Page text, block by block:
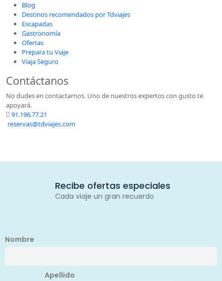
Blog
Destinos recomendados por Tdviajes
Escapadas
Gastronomía
Ofertas
Prepara tu Viaje
Viaja Seguro
Contáctanos
No dudes en contactarnos. Uno de nuestros expertos con gusto te
apoyará.
91.196.77.21
reservas@tdviajes.com
Recibe ofertas especiales
Cada viaje un gran recuerdo
Nombre
Apellido